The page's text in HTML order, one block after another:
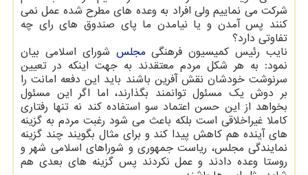
شرکت می نماییم ولی افراد به وعده های مطرح شده عمل نمی
کنند پس آمدن و یا نیامدن ما پای صندوق های رای چه
تفاوتی دارد؟
نایب رئیس کمیسیون فرهنگی مجلس شورای اسلامی بیان
نمود: به هر شکل مردم معتقدند به جهت اینکه در تعیین
سرنوشت خودشان نقش آفرین باشند باید این دفعه امانت را
بر دوش یک مسئول توانمند بگذارند، اما اگر این مسئول
بخواهد از این حسن اعتماد سو استفاده کند نه تنها رفتاری
کاملا غیراخلاقی است بلکه باعث می شود رغبت مردم به گزینه
های آینده هم کاهش پیدا کند و برای مثال بگویند چند گزینه
نمایندگی مجلس، ریاست جمهوری و شوراهای اسلامی شهر و
روستا وعده دادند و عمل نکردند پس گزینه های بعدی هم